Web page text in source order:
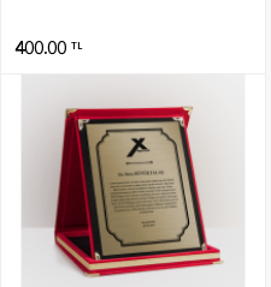
400.00 TL